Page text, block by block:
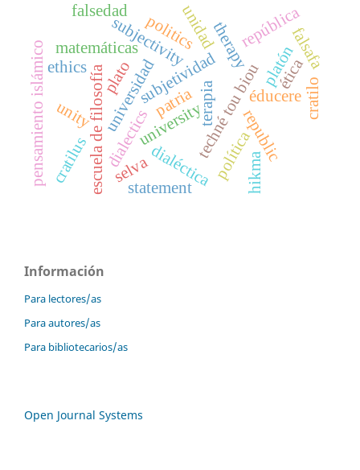
universidad
escuela de filosofía techné tou biou
terapia éducere
subjetividad
university
therapy
subjectivity platón
república
matemáticas
dialéctica
unidad
plato
republic
dialectics
unity
ética
política
ethics
politics
patria
selva
falsafa
hikma
pensamiento islámico cratilo
falsedad
cratilus
statement
Información
Para lectores/as
Para autores/as
Para bibliotecarios/as
Open Journal Systems